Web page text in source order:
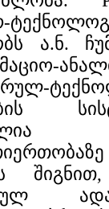
ა.ნ.